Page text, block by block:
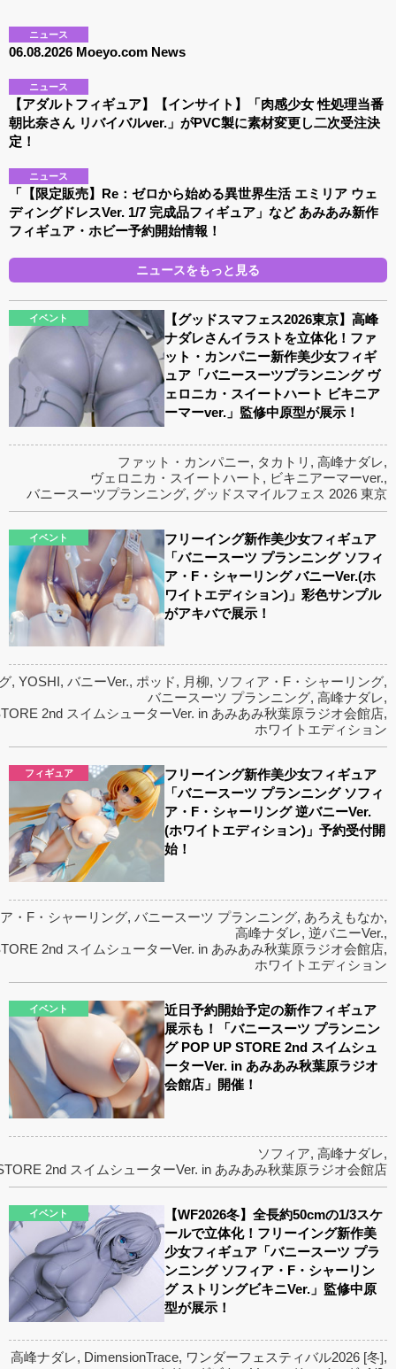
ニュース
06.08.2026 Moeyo.com News
ニュース
【アダルトフィギュア】【インサイト】「肉感少女 性処理当番
朝比奈さん リバイバルver.」がPVC製に素材変更し二次受注決
定！
ニュース
「【限定販売】Re：ゼロから始める異世界生活 エミリア ウェ
ディングドレスVer. 1/7 完成品フィギュア」など あみあみ新作
フィギュア・ホビー予約開始情報！
ニュースをもっと見る
イベント
【グッドスマフェス2026東京】高峰
ナダレさんイラストを立体化！ファ
ット・カンパニー新作美少女フィギ
ュア「バニースーツプランニング ヴ
ェロニカ・スイートハート ビキニア
ーマーver.」監修中原型が展示！
ファット・カンパニー, タカトリ , 高峰ナダレ,
ヴェロニカ・スイートハート , ビキニアーマーver.,
バニースーツプランニング, グッドスマイルフェス 2026 東京
イベント
フリーイング新作美少女フィギュア
「バニースーツ プランニング ソフィ
ア・F・シャーリング バニーVer.(ホ
ワイトエディション)」彩色サンプル
がアキバで展示！
, YOSHI, バニーVer., ポッド, 月柳, ソフィア・F・シャーリング,
バニースーツ プランニング, 高峰ナダレ,
2nd スイムシューターVer. in あみあみ秋葉原ラジオ会館店,
ホワイトエディション
フィギュア
フリーイング新作美少女フィギュア
「バニースーツ プランニング ソフィ
ア・F・シャーリング 逆バニーVer.
(ホワイトエディション)」予約受付開
始！
・F・シャーリング, バニースーツ プランニング, あろえもなか,
高峰ナダレ, 逆バニーVer.,
2nd スイムシューターVer. in あみあみ秋葉原ラジオ会館店,
ホワイトエディション
イベント
近日予約開始予定の新作フィギュア
展示も！「バニースーツ プランニン
グ POP UP STORE 2nd スイムシュ
ーターVer. in あみあみ秋葉原ラジオ
会館店」開催！
ソフィア, 高峰ナダレ,
2nd スイムシューターVer. in あみあみ秋葉原ラジオ会館店
イベント
【WF2026冬】全長約50cmの1/3スケ
ールで立体化！フリーイング新作美
少女フィギュア「バニースーツ プラ
ンニング ソフィア・F・シャーリン
グ ストリングビキニVer.」監修中原
型が展示！
高峰ナダレ, DimensionTrace, ワンダーフェスティバル2026 [冬],